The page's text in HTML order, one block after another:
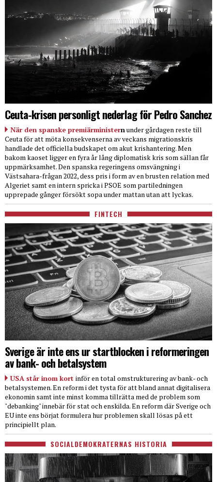
Ceuta-krisen personligt nederlag för Pedro Sanchez
När den spanske premiärministern under gårdagen reste till
Ceuta för att möta konsekvenserna av veckans migrationskris
handlade det officiella budskapet om akut krishantering. Men
bakom kaoset ligger en fyra år lång diplomatisk kris som sällan får
uppmärksamhet. Den spanska regeringens omsvängning i
Västsahara-frågan 2022, dess pris i form av en brusten relation med
Algeriet samt en intern spricka i PSOE som partiledningen
upprepade gånger försökt sopa under mattan utan att lyckas.
FINTECH
Sverige är inte ens ur startblocken i reformeringen
av bank- och betalsystem
USA står inom kort inför en total omstrukturering av bank- och
betalsystemen. En reform i det tysta för att bland annat digitalisera
ekonomin samt inte minst komma tillrätta med de problem som
"debanking" innebär för stat och enskilda. En reform där Sverige och
EU inte ens börjat formulera hur problemen skall lösas på ett
principiellt plan.
SOCIALDEMOKRATERNAS HISTORIA